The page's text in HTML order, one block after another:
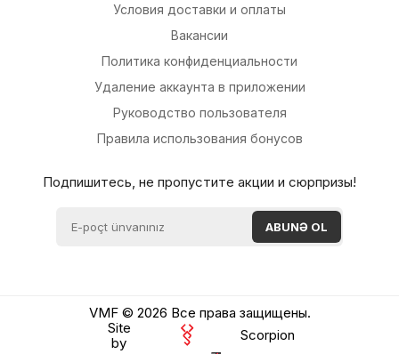
Условия доставки и оплаты
Вакансии
Политика конфиденциальности
Удаление аккаунта в приложении
Руководство пользователя
Правила использования бонусов
Подпишитесь, не пропустите акции и сюрпризы!
VMF © 2026 Все права защищены.
Site
by
Scorpion